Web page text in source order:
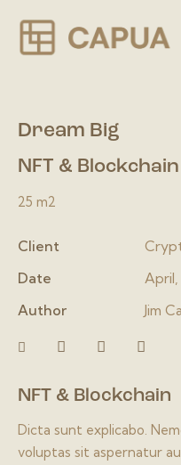
Dream Big
NFT & Blockchain
Dicta sunt explicabo.
voluptas sit aspernatur
NFT & Blockchain
25 m2
Client
Date
April,
Author
Jim